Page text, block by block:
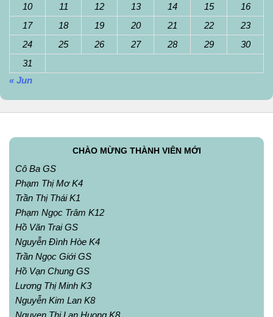
10
11 12 13 14 15
16
17
18 19 20 21 22
23
24
25 26 27 28 29
30
31
« Jun
CHÀO MỪNG THÀNH VIÊN MỚI
Cô Ba GS
Phạm Thị Mơ K4
Trần Thị Thái K1
Phạm Ngọc Trâm K12
Hồ Văn Trai GS
Nguyễn Đình Hòe K4
Trần Ngọc Giới GS
Hồ Vạn Chung GS
Lương Thị Minh K3
Nguyễn Kim Lan K8
Nguyen Thi Lan Huong K8